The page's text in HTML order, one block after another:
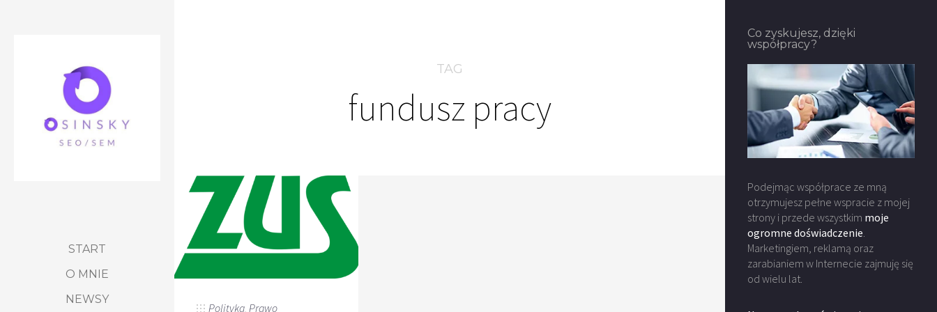
START
O MNIE
NEWSY
TAG
fundusz pracy
Polityka, Prawo
Co zyskujesz, dzięki
współpracy?
Podejmąc współprace ze mną
otrzymujesz pełne wspracie z mojej
strony i przede wszystkim moje
ogromne doświadczenie.
Marketingiem, reklamą oraz
zarabianiem w Internecie zajmuję się
od wielu lat.